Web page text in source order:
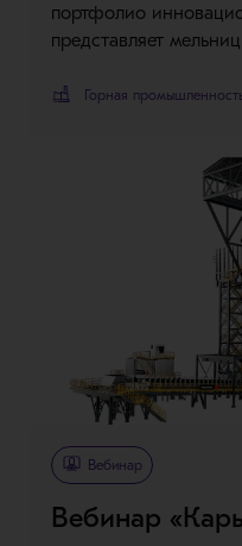
портфолио
представляет
Горная
Вебинар
Вебинар